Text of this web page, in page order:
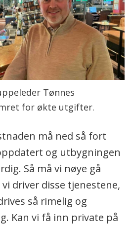
Tønnes
for økte utgifter.
må ned så fort
og utbygningen
Så må vi nøye gå
driver disse tjenestene,
så rimelig og
Kan vi få inn private på